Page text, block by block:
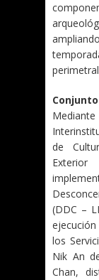
de
(DDC –
los
Nik An
Chan,